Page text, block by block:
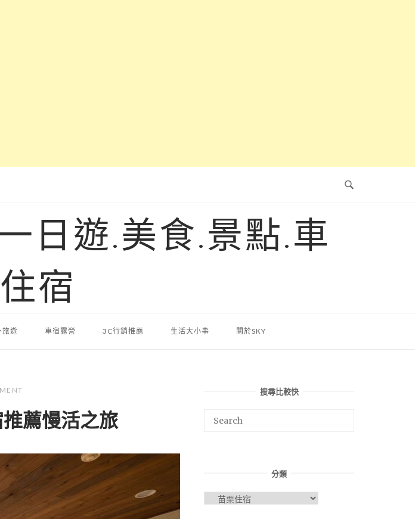
日遊.美食.景點.車
宿
旅遊 車宿露營 3C行銷推薦 生活大小事 關於SKY
推薦慢活之旅
搜尋比較快
分類